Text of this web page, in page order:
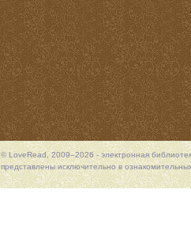
© LoveRead, 2009–2026 - электронная
представлены исключительно в